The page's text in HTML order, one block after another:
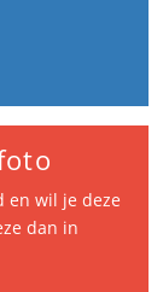
en wil je deze
dan in